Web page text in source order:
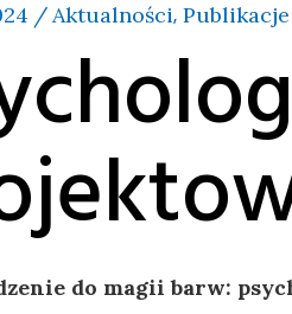
Aktualności Publikacje
⁢do magii⁣ barw:⁢